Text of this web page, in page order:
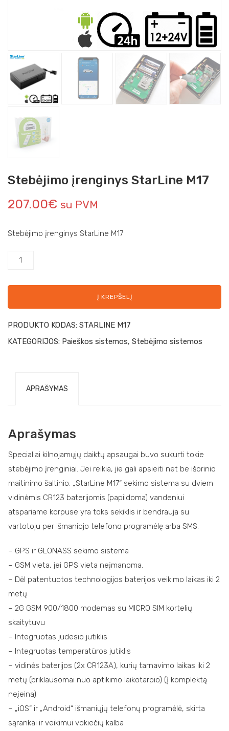
Stebėjimo įrenginys StarLine M17
207.00€ su PVM
Stebėjimo įrenginys StarLine M17
Į KREPŠELĮ
PRODUKTO KODAS: STARLINE M17
KATEGORIJOS: Paieškos sistemos, Stebėjimo sistemos
APRAŠYMAS
Aprašymas
Specialiai kilnojamųjų daiktų apsaugai buvo sukurti tokie
stebėjimo įrenginiai. Jei reikia, jie gali apsieiti net be išorinio
maitinimo šaltinio. „StarLine M17“ sekimo sistema su dviem
vidinėmis CR123 baterijomis (papildoma) vandeniui
atspariame korpuse yra toks sekiklis ir bendrauja su
vartotoju per išmaniojo telefono programėlę arba SMS.
– GPS ir GLONASS sekimo sistema
– GSM vieta, jei GPS vieta neįmanoma.
– Dėl patentuotos technologijos baterijos veikimo laikas iki 2
metų
– 2G GSM 900/1800 modemas su MICRO SIM kortelių
skaitytuvu
– Integruotas judesio jutiklis
– Integruotas temperatūros jutiklis
– vidinės baterijos (2x CR123A), kurių tarnavimo laikas iki 2
metų (priklausomai nuo aptikimo laikotarpio) (į komplektą
neįeina)
– „iOS“ ir „Android“ išmaniųjų telefonų programėlė, skirta
sąrankai ir veikimui vokiečių kalba